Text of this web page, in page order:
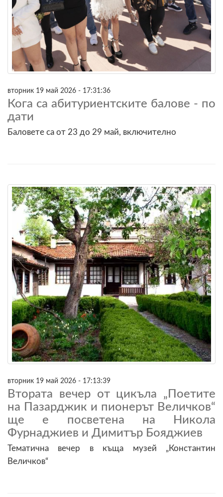
вторник 19 май 2026 - 17:31:36
Кога са абитуриентските балове - по
дати
Баловете са от 23 до 29 май, включително
вторник 19 май 2026 - 17:13:39
Втората вечер от цикъла „Поетите
на Пазарджик и пионерът Величков“
ще е посветена на Никола
Фурнаджиев и Димитър Бояджиев
Тематична вечер в къща музей „Константин
Величков“